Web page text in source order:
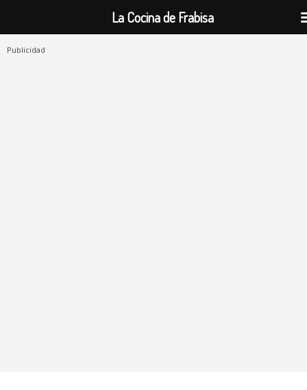
Publicidad
La Cocina de Frabisa